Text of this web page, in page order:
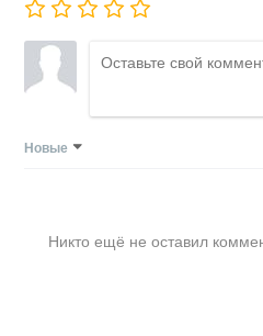
Новые
Никто ещё не оставил